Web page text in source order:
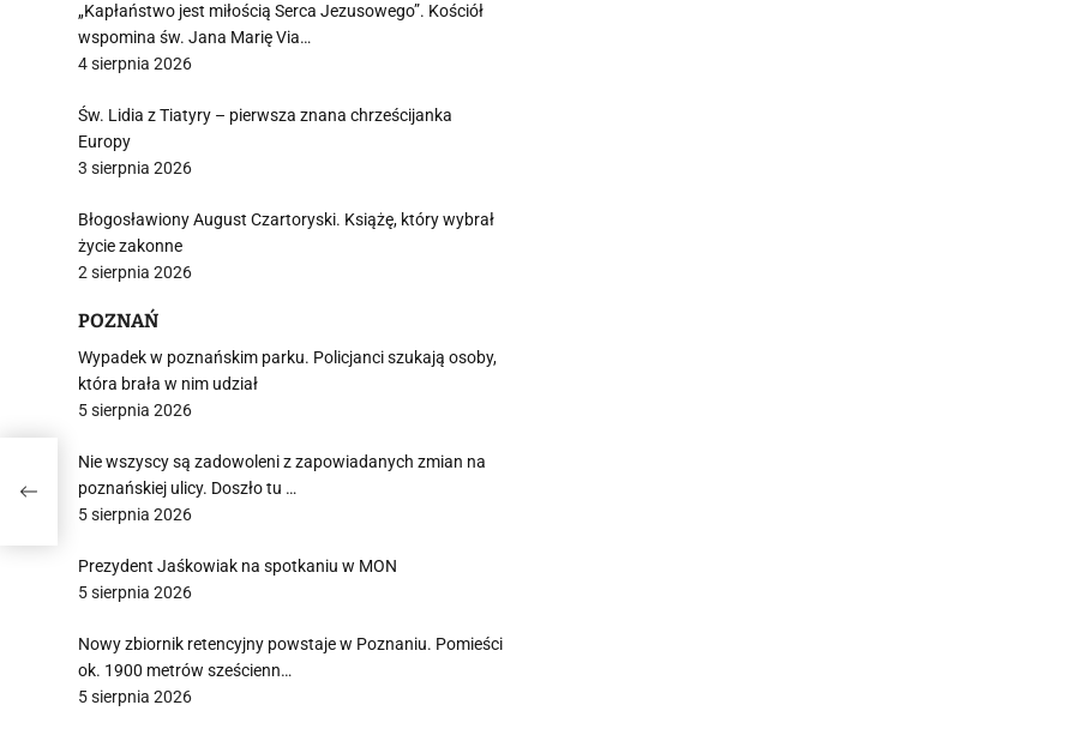
„Kapłaństwo jest miłością Serca Jezusowego”. Kościół
wspomina św. Jana Marię Via…
4 sierpnia 2026
Św. Lidia z Tiatyry – pierwsza znana chrześcijanka
Europy
3 sierpnia 2026
Błogosławiony August Czartoryski. Książę, który wybrał
życie zakonne
2 sierpnia 2026
POZNAŃ
Wypadek w poznańskim parku. Policjanci szukają osoby,
która brała w nim udział
5 sierpnia 2026
Nie wszyscy są zadowoleni z zapowiadanych zmian na
poznańskiej ulicy. Doszło tu …
5 sierpnia 2026
Prezydent Jaśkowiak na spotkaniu w MON
5 sierpnia 2026
Nowy zbiornik retencyjny powstaje w Poznaniu. Pomieści
ok. 1900 metrów sześcienn…
5 sierpnia 2026